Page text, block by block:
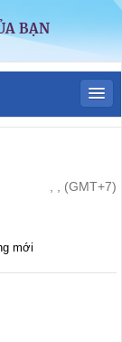
BẠN
, , (GMT+7)
mới